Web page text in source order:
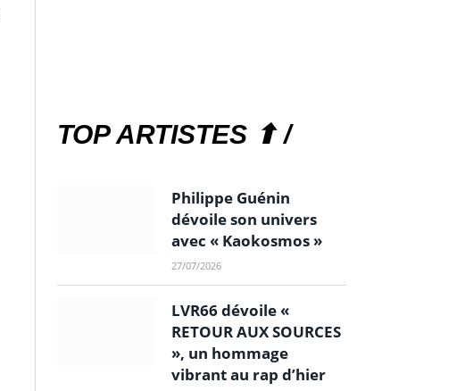
TOP ARTISTES ⬆ /
Philippe Guénin
dévoile son univers
avec « Kaokosmos »
27/07/2026
LVR66 dévoile «
RETOUR AUX SOURCES
», un hommage
vibrant au rap d’hier